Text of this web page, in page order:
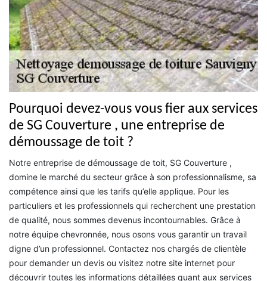
Pourquoi devez-vous vous fier aux services
de SG Couverture , une entreprise de
démoussage de toit ?
Notre entreprise de démoussage de toit, SG Couverture ,
domine le marché du secteur grâce à son professionnalisme, sa
compétence ainsi que les tarifs qu’elle applique. Pour les
particuliers et les professionnels qui recherchent une prestation
de qualité, nous sommes devenus incontournables. Grâce à
notre équipe chevronnée, nous osons vous garantir un travail
digne d’un professionnel. Contactez nos chargés de clientèle
pour demander un devis ou visitez notre site internet pour
découvrir toutes les informations détaillées quant aux services